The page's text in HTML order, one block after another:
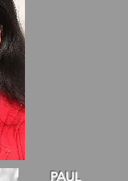
PAUL